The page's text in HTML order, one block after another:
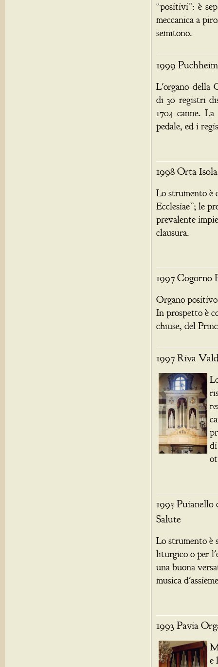
“positivi”: è
meccanica a
semitono.
1999
L'organo della
di 30 registri
1704 canne.
pedale, ed i
1998 Orta
Lo strumento è
Ecclesiae”; le
prevalente
clausura.
1997 Cogorno
Organo
In prospetto è
chiuse, del
1997 Riva
1995
Salute
Lo strumento è
liturgico o per
una buona
musica
1993 Pavia
e